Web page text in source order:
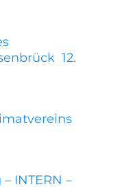
12.
INTERN –